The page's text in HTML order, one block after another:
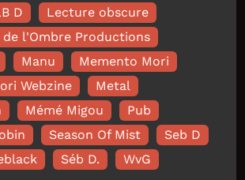
D
Lecture obscure
de l'Ombre Productions
Manu
Memento Mori
Webzine
Metal
Mémé Migou
Pub
Season Of Mist
Seb D
Séb D. WvG